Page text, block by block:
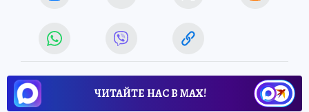
ЧИТАЙТЕ НАС В МАХ!